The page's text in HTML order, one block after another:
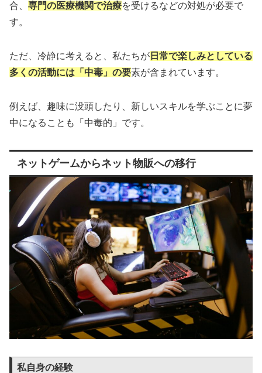
合、 専門の医療機関で治療を受けるなどの対処が必要で
す。
ただ、冷静に考えると、私たちが 日常で楽しみとしている
多くの活動には「中毒」の要素が含まれています。
例えば、趣味に没頭したり、新しいスキルを学ぶことに夢
中になることも「中毒的」です。
ネットゲームからネット物販への移行
私自身の経験